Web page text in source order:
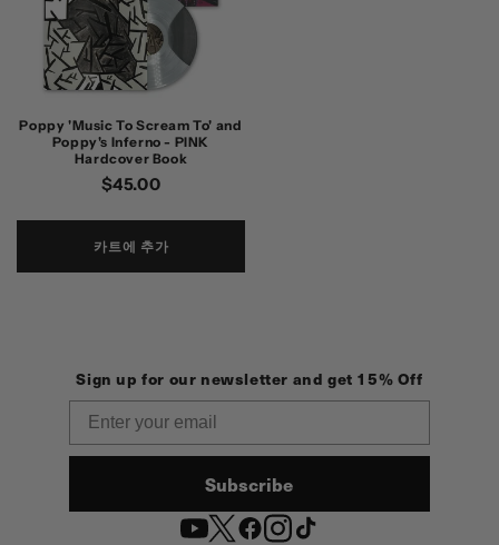
Poppy 'Music To Scream To' and
Poppy's Inferno - PINK
Hardcover Book
정
$45.00
카트에 추가
Sign up for our newsletter and get 15% Off
Subscribe
YouTubeTwitterFacebookInstagram
TikTok